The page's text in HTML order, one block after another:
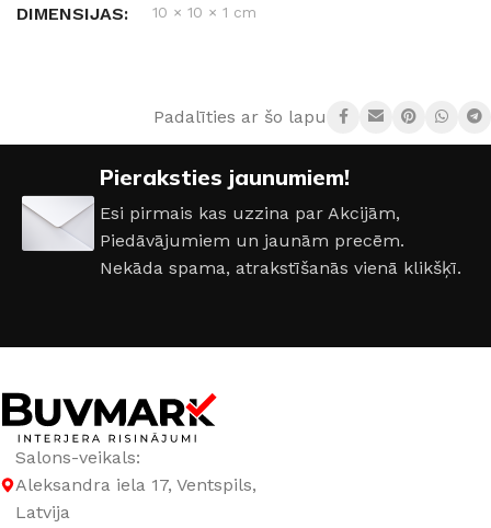
DIMENSIJAS 10 × 10 × 1 cm
MATERIĀLS Marmors
Padalīties ar šo lapu:
Pieraksties jaunumiem!
Esi pirmais kas uzzina par Akcijām,
Piedāvājumiem un jaunām precēm.
Nekāda spama, atrakstīšanās vienā klikšķī.
Salons-veikals:
Aleksandra iela 17, Ventspils,
Latvija